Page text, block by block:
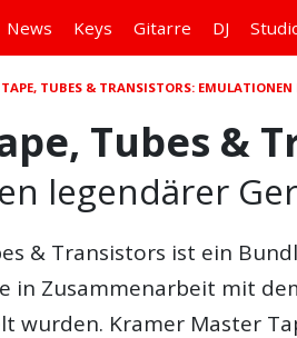
News Keys Gitarre DJ
TUBES & TRANSISTORS: EMULATIONEN
Tubes &
legendärer
& Transistors ist ein
in Zusammenarbeit mit
wurden. Kramer Master